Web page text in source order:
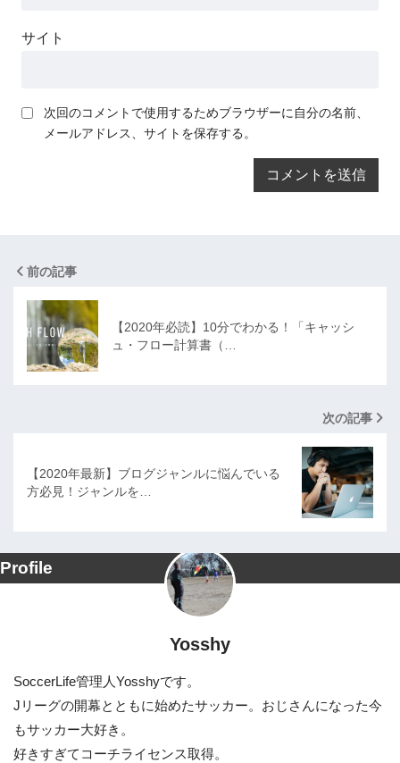
サイト
次回のコメントで使用するためブラウザーに自分の名前、
メールアドレス、サイトを保存する。
前の記事
【2020年必読】10分でわかる！「キャッシ
ュ・フロー計算書（…
次の記事
【2020年最新】ブログジャンルに悩んでいる
方必見！ジャンルを…
Profile
Yosshy
SoccerLife管理人Yosshyです。
Jリーグの開幕とともに始めたサッカー。おじさんになった今
もサッカー大好き。
好きすぎてコーチライセンス取得。